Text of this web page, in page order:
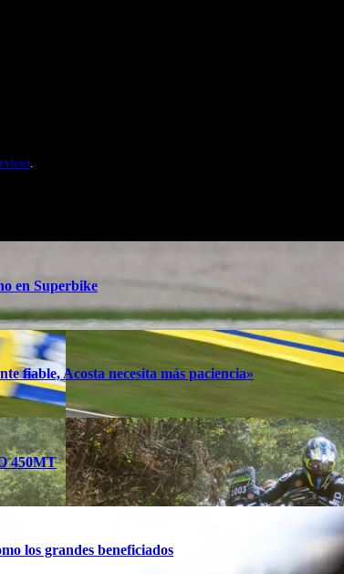
en Superbike
fiable, Acosta necesita más paciencia»
450MT
los grandes beneficiados